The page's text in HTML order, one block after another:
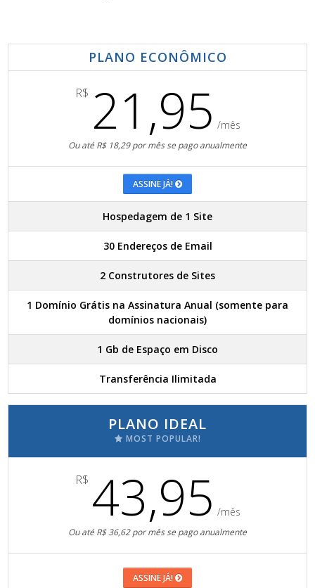
PLANO ECONÔMICO
R$ 21,95 /mês
Ou até R$ 18,29 por mês se pago anualmente
ASSINE JÁ!
Hospedagem de 1 Site
30 Endereços de Email
2 Construtores de Sites
1 Domínio Grátis na Assinatura Anual (somente para
domínios nacionais)
1 Gb de Espaço em Disco
Transferência Ilimitada
PLANO IDEAL
MOST POPULAR!
R$ 43,95 /mês
Ou até R$ 36,62 por mês se pago anualmente
ASSINE JÁ!